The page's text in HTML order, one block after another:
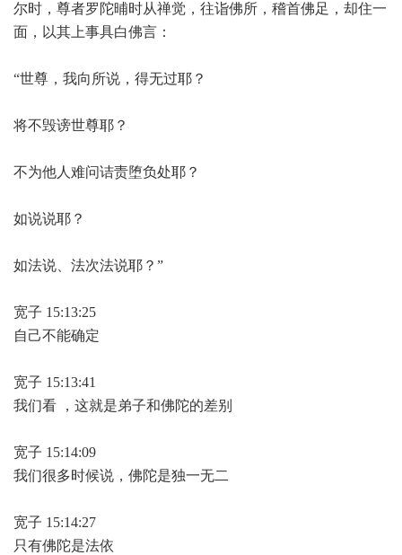
尔时，尊者罗陀晡时从禅觉，往诣佛所，稽首佛足，却住一
面，以其上事具白佛言：
“世尊，我向所说，得无过耶？
将不毁谤世尊耶？
不为他人难问诘责堕负处耶？
如说说耶？
如法说、法次法说耶？”
宽子 15:13:25
自己不能确定
宽子 15:13:41
我们看 ，这就是弟子和佛陀的差别
宽子 15:14:09
我们很多时候说，佛陀是独一无二
宽子 15:14:27
只有佛陀是法依